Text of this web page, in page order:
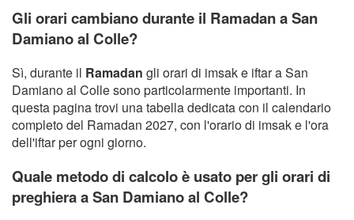
Gli orari cambiano durante il Ramadan a San
Damiano al Colle?
Sì, durante il Ramadan gli orari di imsak e iftar a San
Damiano al Colle sono particolarmente importanti. In
questa pagina trovi una tabella dedicata con il calendario
completo del Ramadan 2027, con l'orario di imsak e l'ora
dell'iftar per ogni giorno.
Quale metodo di calcolo è usato per gli orari di
preghiera a San Damiano al Colle?